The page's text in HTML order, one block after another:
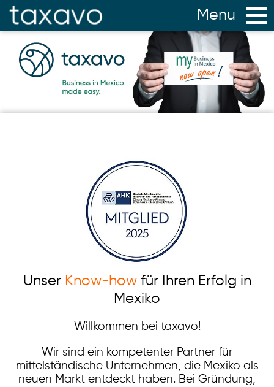
Home zurück
Mauricio Foeth Consultant bei Fisher WorldWide
Niederlassungsgründung in Mexiko
Warenlieferungen nach Mexiko
Effektive Forderungseintreibung in Mexiko
Kontakt
Unser Know-howfür Ihren Erfolg in
Mexiko
Willkommen bei taxavo!
Wir sind ein kompetenter Partner für
mittelständische Unternehmen, die Mexiko als
neuen Markt entdeckt haben. Bei Gründung,